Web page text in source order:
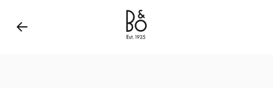
Bang & Olufsen - Exist to Create